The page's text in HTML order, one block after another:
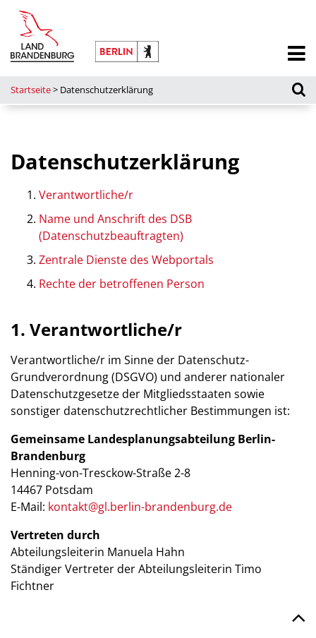
Startseite> Datenschutzerklärung
Datenschutzerklärung
Verantwortliche/r
Name und Anschrift des DSB
(Datenschutzbeauftragten)
Zentrale Dienste des Webportals
Rechte der betroffenen Person
1. Verantwortliche/r
Verantwortliche/r im Sinne der Datenschutz-
Grundverordnung (DSGVO) und anderer nationaler
Datenschutzgesetze der Mitgliedsstaaten sowie
sonstiger datenschutzrechtlicher Bestimmungen ist:
Gemeinsame Landesplanungsabteilung Berlin-
Brandenburg
Henning-von-Tresckow-Straße 2-8
14467 Potsdam
E-Mail: kontakt@gl.berlin-brandenburg.de
Vertreten durch
Abteilungsleiterin Manuela Hahn
Ständiger Vertreter der Abteilungsleiterin Timo
Fichtner